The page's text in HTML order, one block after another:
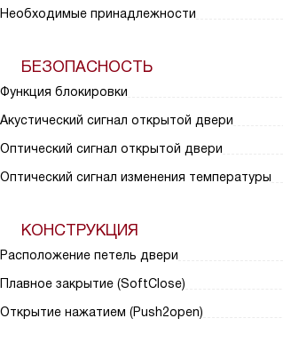
Необходимые принадлежности
БЕЗОПАСНОСТЬ
Функция блокировки
Акустический сигнал открытой двери
Оптический сигнал открытой двери
Оптический сигнал изменения температуры
КОНСТРУКЦИЯ
Расположение петель двери
Плавное закрытие (SoftClose)
Открытие нажатием (Push2open)